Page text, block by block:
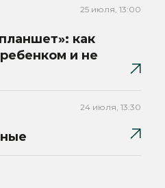
25 июля, 13:00
как
и не
24 июля, 13:30